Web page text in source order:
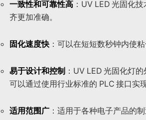
一致性和可靠性高 ：UV LED 光固化
齐更加准确。
固化速度快 ：可以在短短数秒钟内使
易于设计和控制 ：UV LED 光固化灯
可以通过使用行业标准的 PLC 接口实
适用范围广 ：适用于各种电子产品的